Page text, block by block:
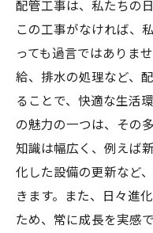
配管工事は、私たちの
この工事がなければ、
っても過言ではありま
給、排水の処理など、
ることで、快適な生活
の魅力の一つは、その
知識は幅広く、例えば
化した設備の更新など
きます。また、日々進
ため、常に成長を実感